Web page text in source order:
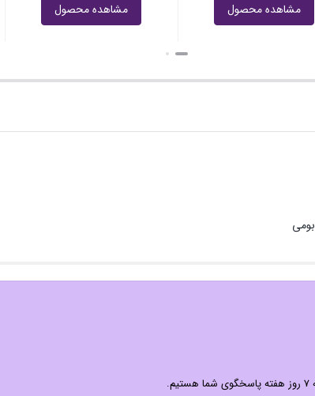
مشاهده محصول مشاهده محصول